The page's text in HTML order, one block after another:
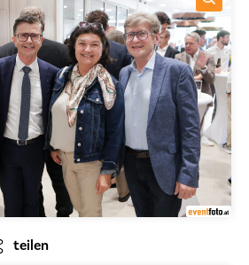
teilen